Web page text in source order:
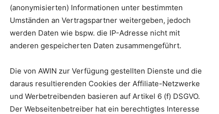
(anonymisierten) Informationen unter bestimmten
Umständen an Vertragspartner weitergeben, jedoch
werden Daten wie bspw. die IP-Adresse nicht mit
anderen gespeicherten Daten zusammengeführt.
Die von AWIN zur Verfügung gestellten Dienste und die
daraus resultierenden Cookies der Affiliate-Netzwerke
und Werbetreibenden basieren auf Artikel 6 (f) DSGVO.
Der Webseitenbetreiber hat ein berechtigtes Interesse